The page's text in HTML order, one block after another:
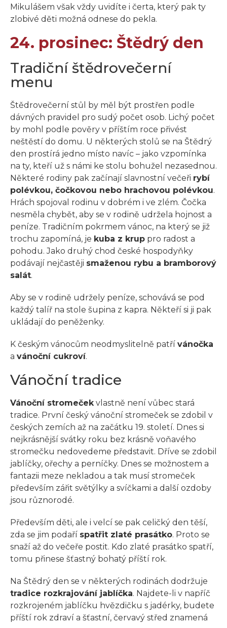
Mikulášem však vždy uvidíte i čerta, který pak ty
zlobivé děti možná odnese do pekla.
24. prosinec: Štědrý den
Tradiční štědrovečerní
menu
Štědrovečerní stůl by měl být prostřen podle
dávných pravidel pro sudý počet osob. Lichý počet
by mohl podle pověry v příštím roce přivést
neštěstí do domu. U některých stolů se na Štědrý
den prostírá jedno místo navíc – jako vzpomínka
na ty, kteří už s námi ke stolu bohužel nezasednou.
Některé rodiny pak začínají slavnostní večeři rybí
polévkou, čočkovou nebo hrachovou polévkou.
Hrách spojoval rodinu v dobrém i ve zlém. Čočka
nesměla chybět, aby se v rodině udržela hojnost a
peníze. Tradičním pokrmem vánoc, na který se již
trochu zapomíná, je kuba z krup pro radost a
pohodu. Jako druhý chod české hospodyňky
podávají nejčastěji smaženou rybu a bramborový
salát.
Aby se v rodině udržely peníze, schovává se pod
každý talíř na stole šupina z kapra. Někteří si ji pak
ukládají do peněženky.
K českým vánocům neodmyslitelně patří vánočka
a vánoční cukroví.
Vánoční tradice
Vánoční stromečekvlastně není vůbec stará
tradice. První český vánoční stromeček se zdobil v
českých zemích až na začátku 19. století. Dnes si
nejkrásnější svátky roku bez krásně voňavého
stromečku nedovedeme představit. Dříve se zdobil
jablíčky, ořechy a perníčky. Dnes se možnostem a
fantazii meze nekladou a tak musí stromeček
především zářit světýlky a svíčkami a další ozdoby
jsou různorodé.
Především děti, ale i velcí se pak celičký den těší,
zda se jim podaří spatřit zlaté prasátko. Proto se
snaží až do večeře postit. Kdo zlaté prasátko spatří,
tomu přinese šťastný bohatý příští rok.
Na Štědrý den se v některých rodinách dodržuje
tradice rozkrajování jablíčka. Najdete-li v napříč
rozkrojeném jablíčku hvězdičku s jadérky, budete
příští rok zdraví a šťastní, červavý střed znamená